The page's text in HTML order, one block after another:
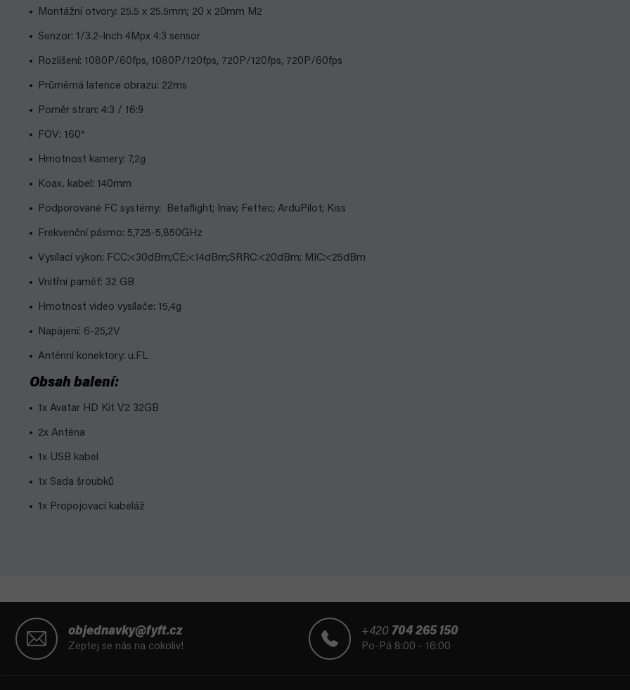
Montážní otvory: 25.5 x 25.5mm; 20 x 20mm M2
Senzor: 1/3.2-Inch 4Mpx 4:3 sensor
Rozlišení: 1080P/60fps, 1080P/120fps, 720P/120fps, 720P/60fps
Průměrná latence obrazu: 22ms
Poměr stran: 4:3 / 16:9
FOV: 160°
Hmotnost kamery: 7,2g
Koax. kabel: 140mm
Podporované FC systémy: Betaflight; Inav; Fettec; ArduPilot; Kiss
Frekvenční pásmo: 5,725-5,850GHz
Vysílací výkon: FCC:<30dBm;CE:<14dBm;SRRC:<20dBm; MIC:<25dBm
Vnitřní paměť: 32 GB
Hmotnost video vysílače: 15,4g
Napájení: 6-25,2V
Anténní konektory: u.FL
Obsah balení:
1x Avatar HD Kit V2 32GB
2x Anténa
1x USB kabel
1x Sada šroubků
1x Propojovací kabeláž
objednavky@fyft.cz
Zeptej se nás na cokoliv!
+420 704 265 150
Po-Pá 8:00 - 16:00